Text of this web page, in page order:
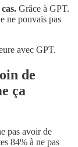
Grâce à GPT.
ne pouvais pas
avec GPT.
de
ça
pas avoir de
84% à ne pas